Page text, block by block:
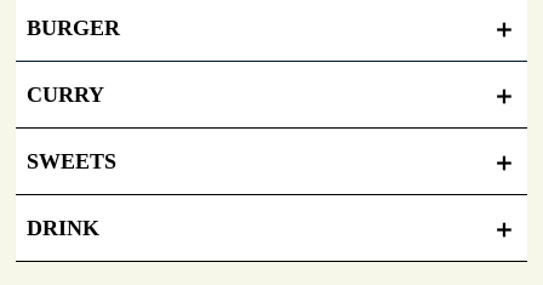
BURGER
CURRY
SWEETS
DRINK